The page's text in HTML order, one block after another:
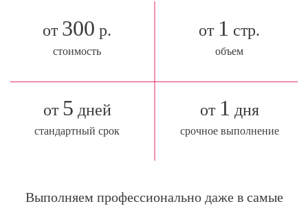
от 300 р.
стоимость
от 1 стр.
объем
от 5 дней
стандартный срок
от 1 дня
срочное выполнение
Выполняем профессионально даже в самые